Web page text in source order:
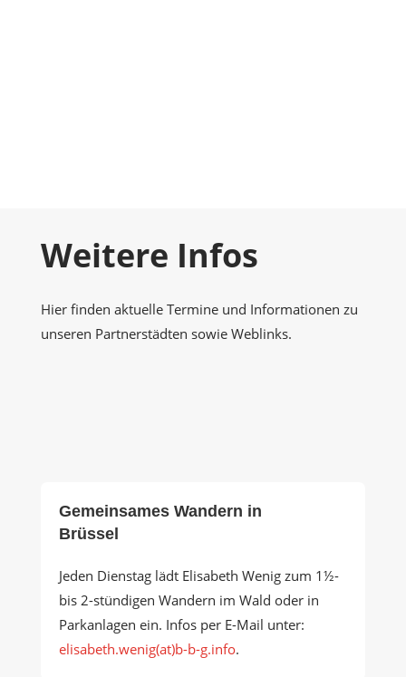
Weitere Infos
Hier finden aktuelle Termine und Informationen zu
unseren Partnerstädten sowie Weblinks.
Gemeinsames Wandern in
Brüssel
Jeden Dienstag lädt Elisabeth Wenig zum 1½-
bis 2-stündigen Wandern im Wald oder in
Parkanlagen ein. Infos per E-Mail unter:
elisabeth.wenig(at)b-b-g.info.